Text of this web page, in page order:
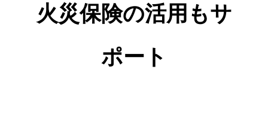
火災保険の活用もサ
ポート